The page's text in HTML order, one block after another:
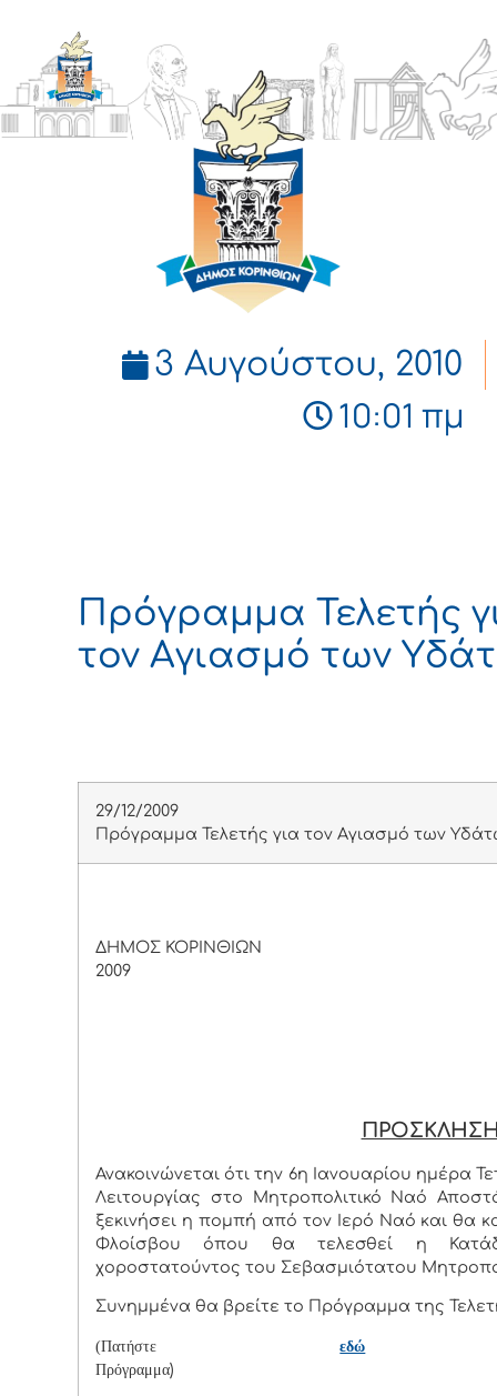
ΔΗΜΟΣ
ΚΟΡΙΝΘΙΩΝ
3 Αυγούστου, 2010
10:01 πμ
Πρόγραμμα Τελετής
τον Αγιασμό των
29/12/2009
Πρόγραμμα Τελετής για τον Αγιασμό των
ΔΗΜΟΣ ΚΟΡΙΝΘΙΩΝ
2009
Ανακοινώνεται ότι την 6η Ιανουαρίου ημέρα
Λειτουργίας στο Μητροπολιτικό Ναό
ξεκινήσει η πομπή από τον Ιερό Ναό και θα
Φλοίσβου όπου θα τελεσθεί η
χοροστατούντος του Σεβασμιότατου
Συνημμένα θα βρείτε το Πρόγραμμα της
(Πατήστεεδώ
Πρόγραμμα